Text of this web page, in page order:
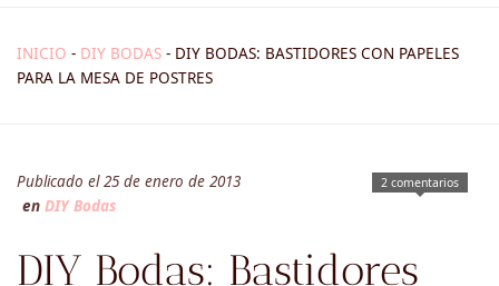
INICIO - DIY BODAS - DIY BODAS: BASTIDORES CON PAPELES
PARA LA MESA DE POSTRES
2 comentarios
Publicado el 25 de enero de 2013
en DIY Bodas
DIY Bodas: Bastidores